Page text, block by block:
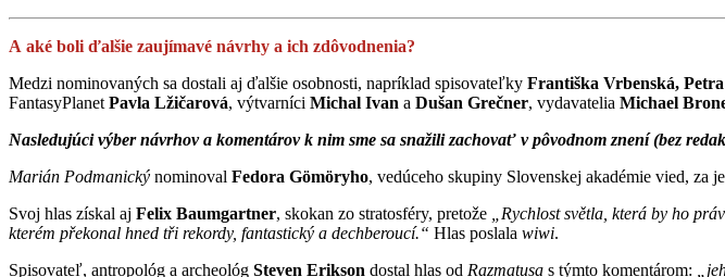
A aké boli ďalšie zaujímavé návrhy a ich zdôvodnenia?
Medzi nominovaných sa dostali aj ďalšie osobnosti, napríklad spisovateľky Františka Vrbenská,
FantasyPlanet Pavla Lžičarová, výtvarníci Michal Ivan a Dušan Grečner, vydavatelia Michael
Nasledujúci výber návrhov a komentárov k nim sme sa snažili zachovať v pôvodnom znení (bez
Marián Podmanický nominoval Fedora Gömöryho, vedúceho skupiny Slovenskej akadémie vied, za
Svoj hlas získal aj Felix Baumgartner, skokan zo stratosféry, pretože
„Rychlost světla, která by ho
kterém překonal hned tři rekordy, fantastický a dechberoucí.“ Hlas poslala wiwi.
Spisovateľ, antropológ a archeológ Steven Erikson dostal hlas od Razmatusa s týmto komentárom: